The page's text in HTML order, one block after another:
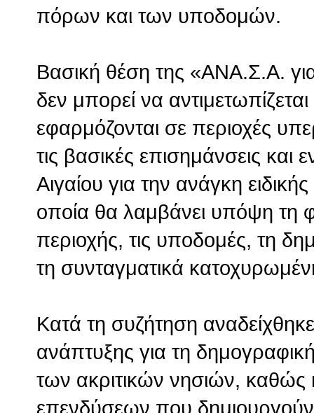
πόρων και των υποδομών.
Βασική θέση της «ΑΝΑ.Σ.Α.
δεν μπορεί να
εφαρμόζονται σε περιοχές
τις βασικές επισημάνσεις και
Αιγαίου για την ανάγκη
οποία θα λαμβάνει υπόψη τη
περιοχής, τις υποδομές, τη
τη συνταγματικά
Κατά τη συζήτηση
ανάπτυξης για τη
των ακριτικών νησιών, καθώς
επενδύσεων που δημιουργούν